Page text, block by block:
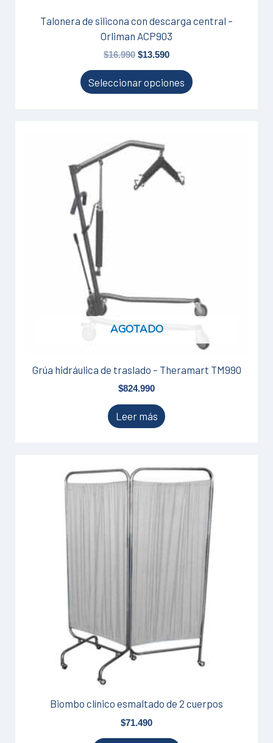
Talonera de silicona con descarga central –
Orliman ACP903
$16.990 $13.590
Seleccionar opciones
AGOTADO
Grúa hidráulica de traslado – Theramart TM990
$824.990
Leer más
Biombo clínico esmaltado de 2 cuerpos
$71.490